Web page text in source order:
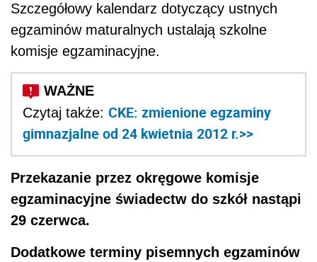
Szczegółowy kalendarz dotyczący ustnych
egzaminów maturalnych ustalają szkolne
komisje egzaminacyjne.
Czytaj także: CKE: zmienione egzaminy
gimnazjalne od 24 kwietnia 2012 r.>>
Przekazanie przez okręgowe komisje
egzaminacyjne świadectw do szkół nastąpi
29 czerwca.
Dodatkowe terminy pisemnych egzaminów